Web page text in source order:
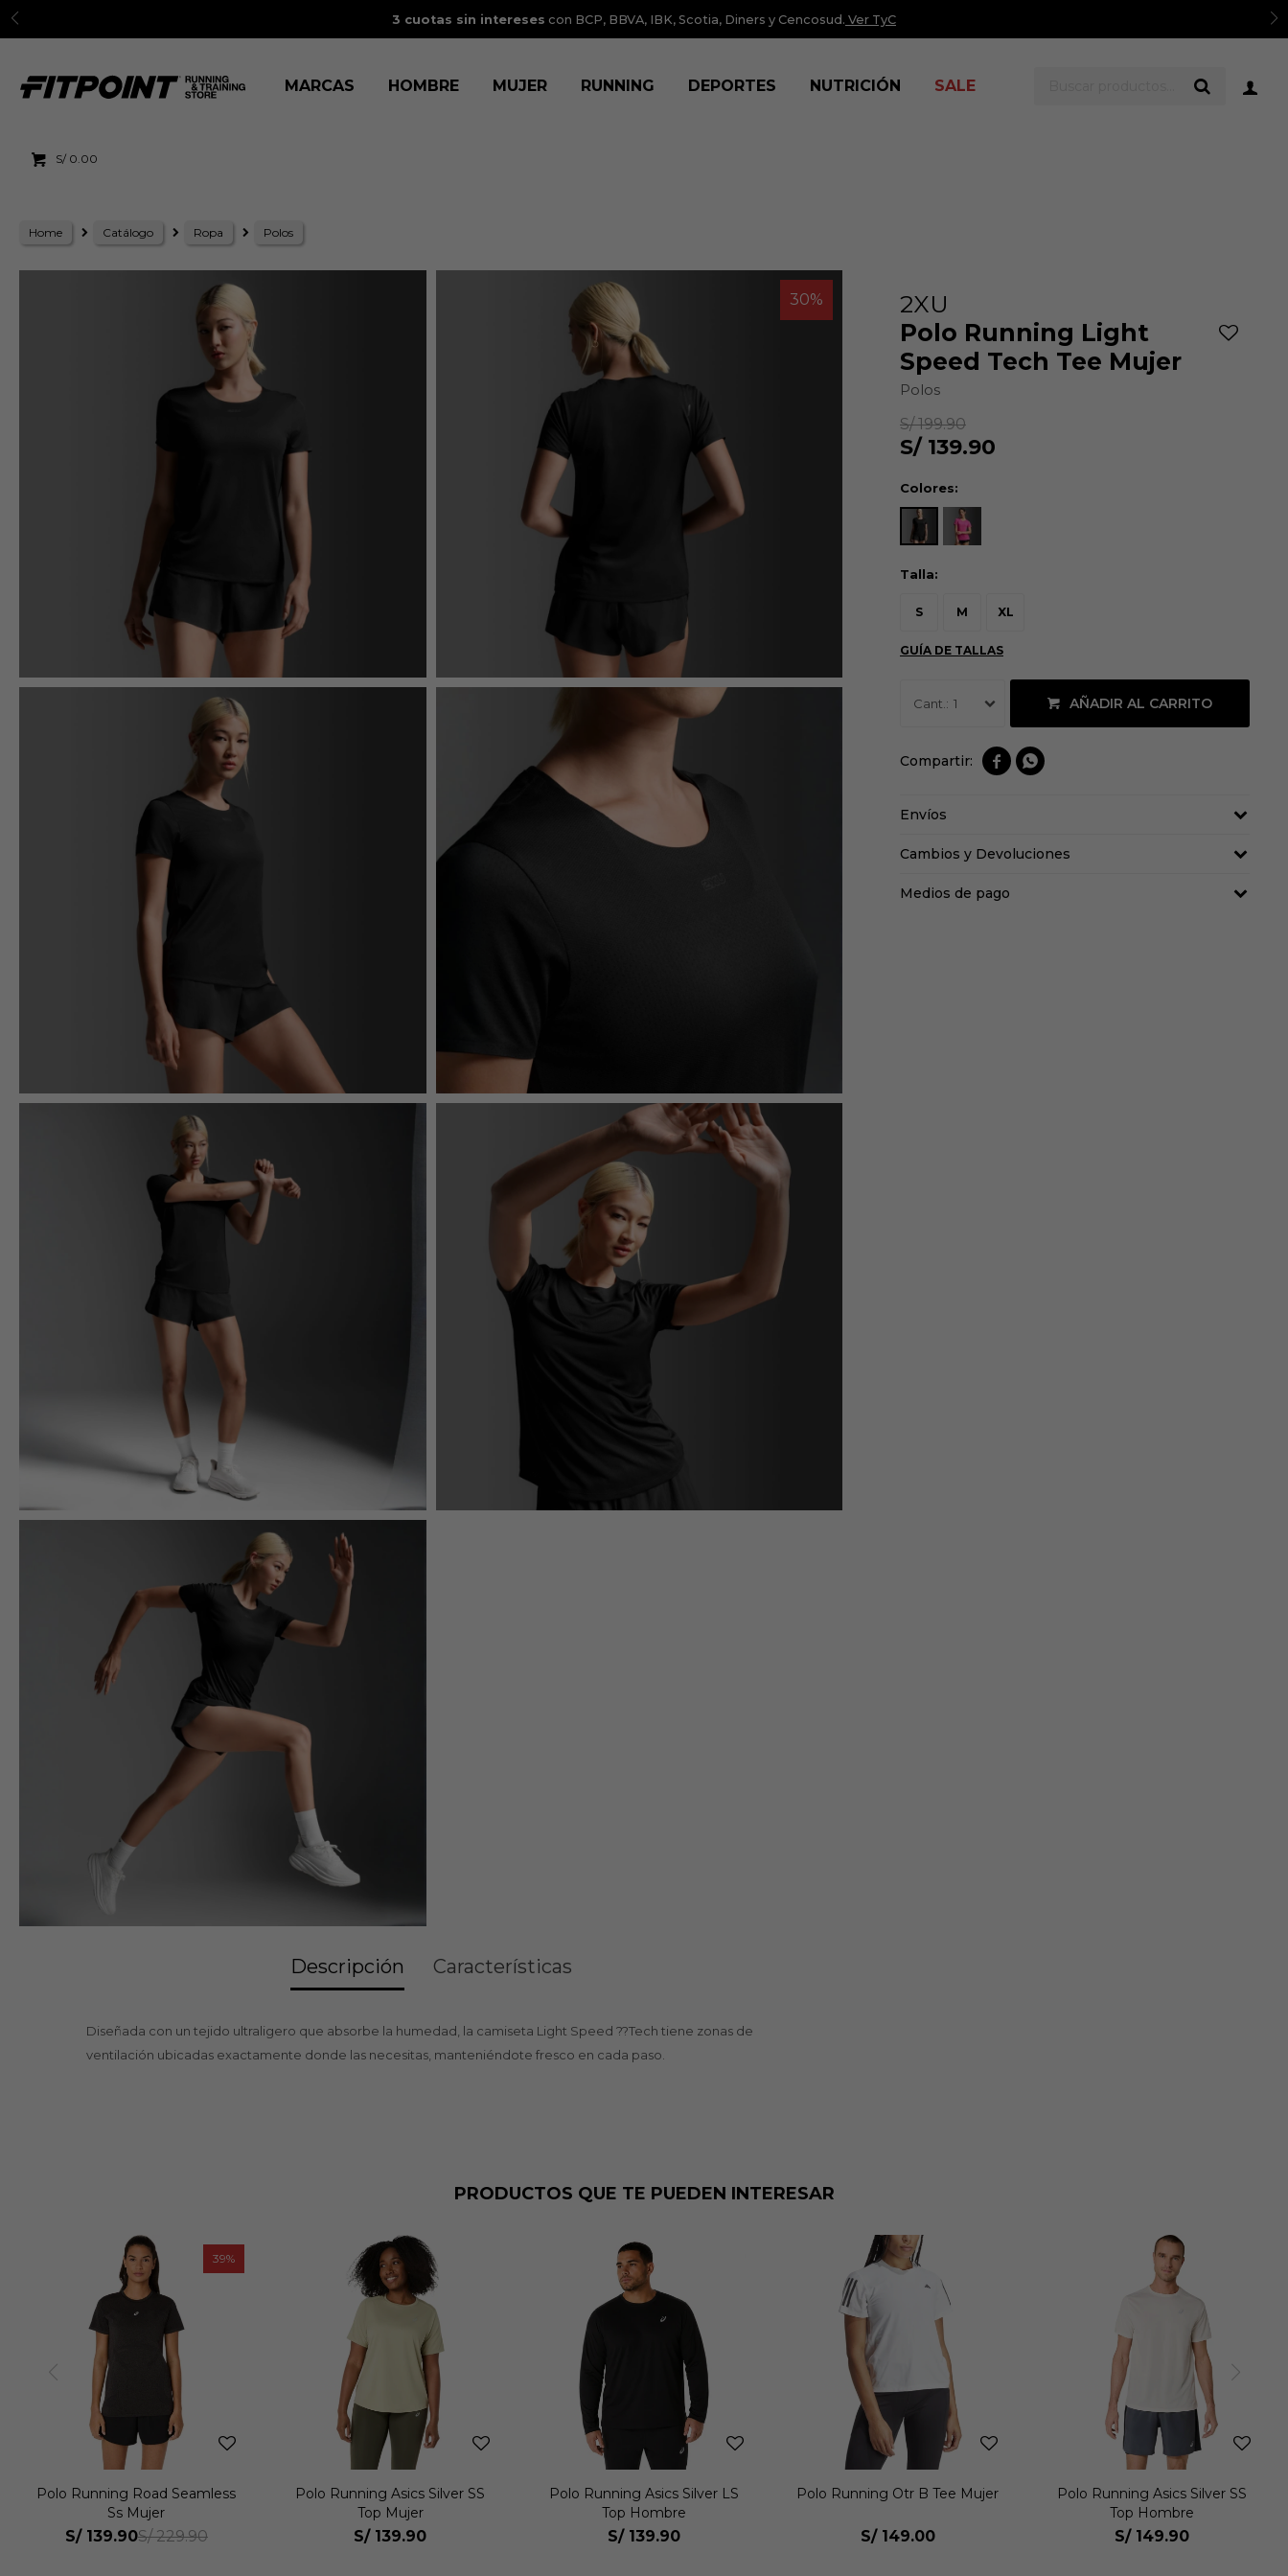
3 cuotas sin intereses con BCP, BBVA, IBK, Scotia, Diners y Cencosud. Ver TyC
MARCAS HOMBRE MUJER RUNNING DEPORTES NUTRICIÓN SALE
S/ 0.00
Home Catálogo Ropa Polos
30
Descripción Características
Diseñada con un tejido ultraligero que absorbe la humedad, la camiseta Light Speed ??Tech tiene zonas de
ventilación ubicadas exactamente donde las necesitas, manteniéndote fresco en cada paso.
2XU
Polo Running Light
Speed Tech Tee Mujer
Polos
S/ 139.90
S/ 199.90
Colores:
Talla:
S M XL
GUÍA DE TALLAS
1 AÑADIR AL CARRITO
 
Envíos
Cambios y Devoluciones
Medios de pago
PRODUCTOS QUE TE PUEDEN INTERESAR
39
Polo Running Road Seamless
Ss Mujer
S/ 139.90S/ 229.90
Polo Running Asics Silver SS
Top Mujer
S/ 139.90
Polo Running Asics Silver LS
Top Hombre
S/ 139.90
Polo Running Otr B Tee Mujer
S/ 149.00
Polo Running Asics Silver SS
Top Hombre
S/ 149.90